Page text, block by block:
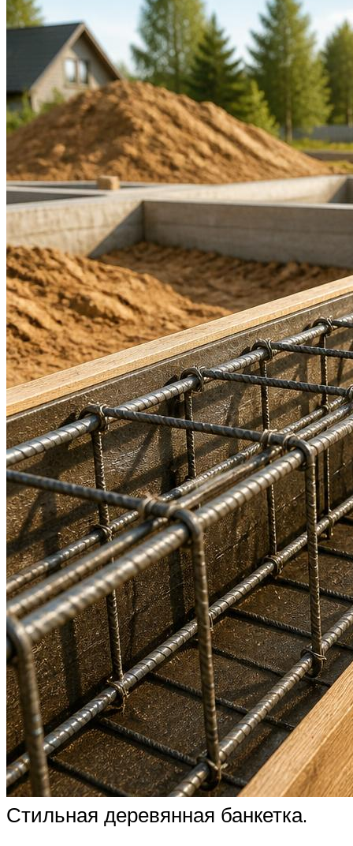
Стильная деревянная банкетка.